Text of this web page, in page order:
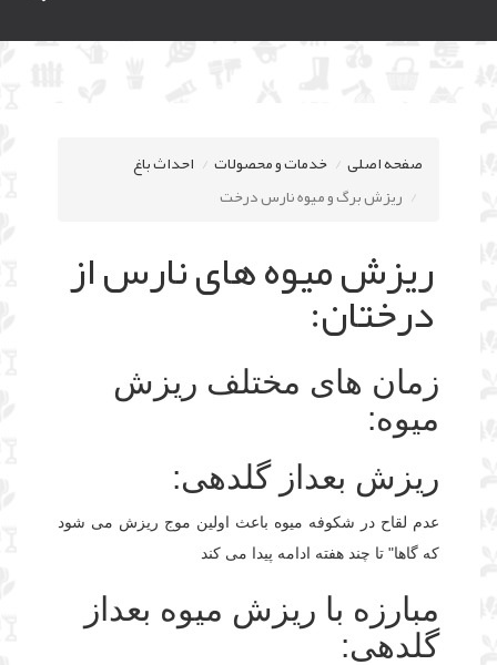
صفحه اصلی خدمات و محصولات
احداث باغ
ریزش برگ و میوه نارس درخت
ریزش میوه های نارس از
درختان:
زمان های مختلف ریزش
میوه:
ریزش بعداز گلدهی:
عدم لقاح در شکوفه میوه باعث اولین موج ریزش می شود
که گاها" تا چند هفته ادامه پیدا می کند
مبارزه با ریزش میوه بعداز
گلدهی: